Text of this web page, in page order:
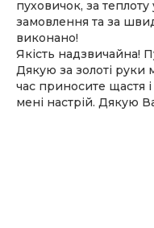
пуховичок, за
замовлення та за
виконано!
Якість надзвичайна!
Дякую за золоті
час приносите щастя
мені настрій. Дякую